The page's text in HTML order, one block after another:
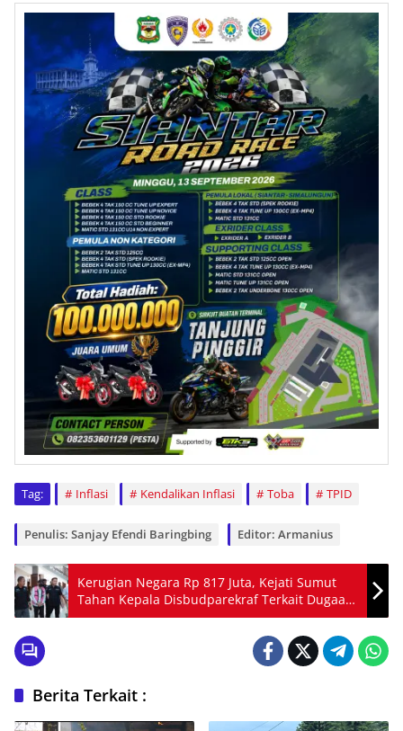
Tag: Inflasi Kendalikan Inflasi Toba TPID
Penulis: Sanjay Efendi Baringbing Editor: Armanius
Kerugian Negara Rp 817 Juta, Kejati Sumut
Tahan Kepala Disbudparekraf Terkait Dugaan
Korupsi Benteng Putri Hijau
Berita Terkait :